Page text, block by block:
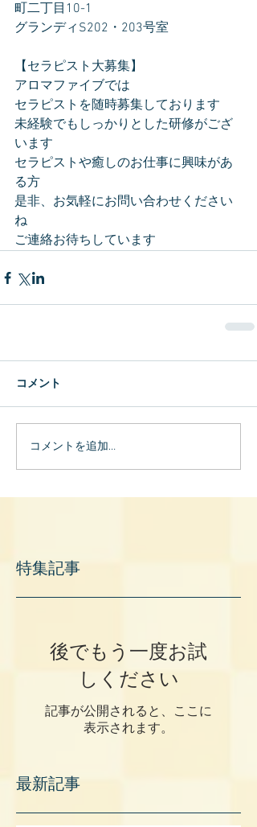
町二丁目10-1
グランディS202・203号室
【セラピスト大募集】
アロマファイブでは
セラピストを随時募集しております
未経験でもしっかりとした研修がござ
います
セラピストや癒しのお仕事に興味があ
る方
是非、お気軽にお問い合わせください
ね
ご連絡お待ちしています
コメント
コメントを追加…
特集記事
後でもう一度お試
しください
記事が公開されると、ここに
表示されます。
最新記事